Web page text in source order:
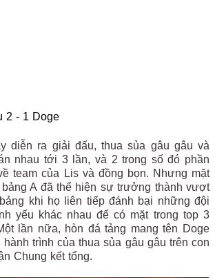
2 - 1 Doge
diễn ra giải đấu, thua sủa gâu gâu và
nhau tới 3 lần, và 2 trong số đó phần
team của Lis và đồng bọn. Nhưng mặt
bảng A đã thể hiện sự trưởng thành vượt
khi họ liên tiếp đánh bại những đội
yếu khác nhau để có mặt trong top 3
lần nữa, hòn đá tảng mang tên Doge
hành trình của thua sủa gâu gâu trên con
Chung kết tổng.